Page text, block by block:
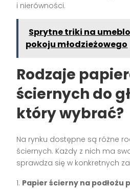
i nierówności.
Sprytne triki na
pokoju młodzieżowego
Rodzaje
ściernych do
który wybrać?
Na rynku dostępne są różne
ściernych. Każdy z nich ma
sprawdza się w konkretnych
Papier ścierny na podłożu